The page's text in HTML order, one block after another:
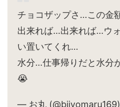
チョコザップさ…この金
出来れば…出来れば…ウ
い置いてくれ…
水分…仕事帰りだと水分
😭
— お丸 (@bijyomaru169)